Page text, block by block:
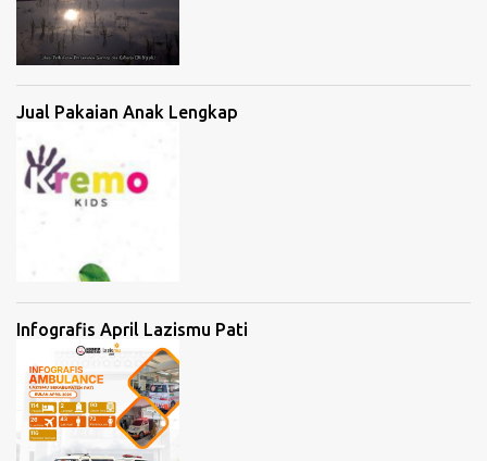
Jual Pakaian Anak Lengkap
Infografis April Lazismu Pati